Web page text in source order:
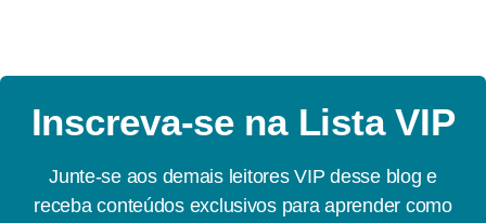
Inscreva-se na Lista VIP
Junte-se aos demais leitores VIP desse blog e
receba conteúdos exclusivos para aprender como